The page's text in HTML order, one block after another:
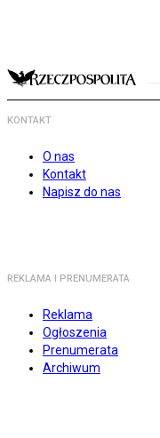
KONTAKT
O nas
Kontakt
Napisz do nas
REKLAMA I PRENUMERATA
Reklama
Ogłoszenia
Prenumerata
Archiwum